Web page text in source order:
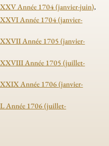
Année 1704 (janvier-juin).
Année 1704 (janvier-
Année 1705 (janvier-
Année 1705 (juillet-
Année 1706 (janvier-
Année 1706 (juillet-